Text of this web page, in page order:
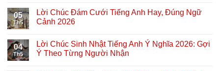
05
Th5
Lời Chúc Đám Cưới Tiếng Anh Hay, Đúng Ngữ
Cảnh 2026
04
Th5
Lời Chúc Sinh Nhật Tiếng Anh Ý Nghĩa 2026: Gợi
Ý Theo Từng Người Nhận